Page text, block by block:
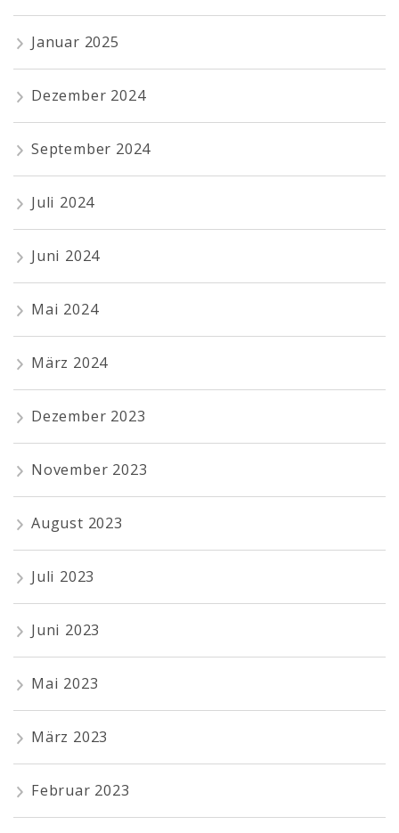
Januar 2025
Dezember 2024
September 2024
Juli 2024
Juni 2024
Mai 2024
März 2024
Dezember 2023
November 2023
August 2023
Juli 2023
Juni 2023
Mai 2023
März 2023
Februar 2023